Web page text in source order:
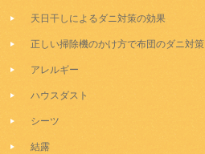
天日干しによるダニ対策の効果
正しい掃除機のかけ方で布団のダニ対策
アレルギー
ハウスダスト
シーツ
結露